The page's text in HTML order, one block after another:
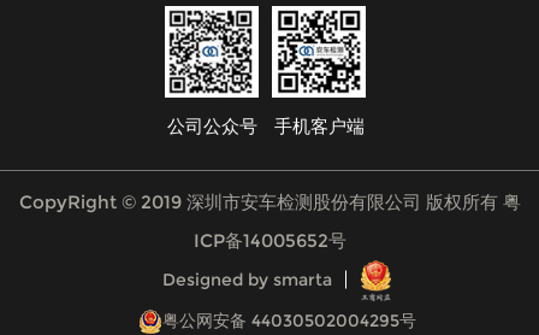
公司公众号 手机客户端
CopyRight © 2019 深圳市安车检测股份有限公司 版权所有 粤
ICP备14005652号
Designed by smarta
粤公网安备 44030502004295号